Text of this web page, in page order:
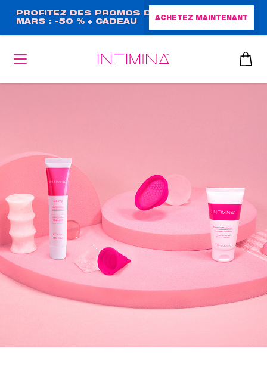
contenu
principal
PROFITEZ DES PROMOS DE
MARS : -50 % + CADEAU
ACHETEZ MAINTENANT